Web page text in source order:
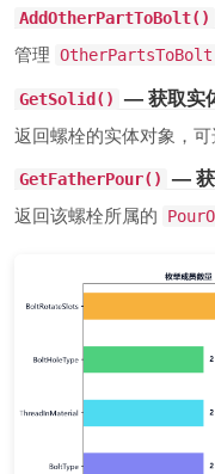
AddOtherPartToBolt()
管理 OtherPartsToBolt
GetSolid() — 获取实
返回螺栓的实体对象，可
GetFatherPour() — 获
返回该螺栓所属的